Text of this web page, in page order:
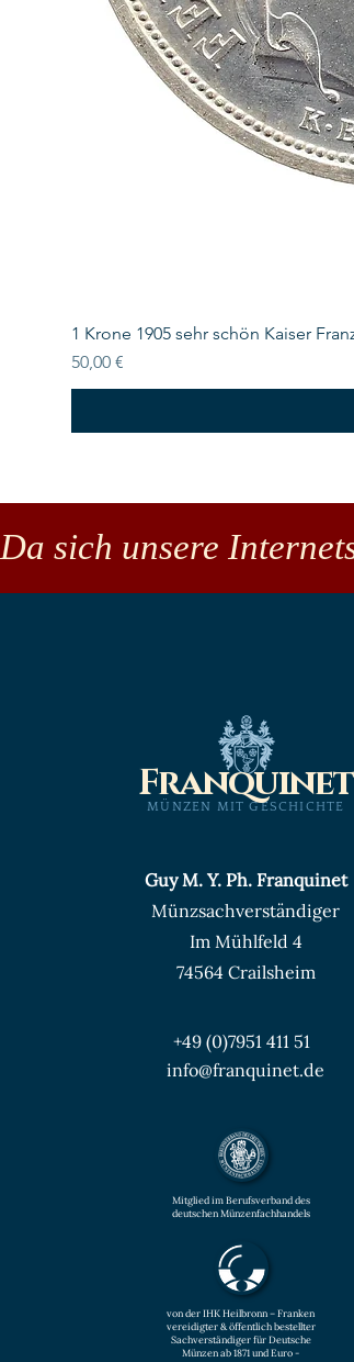
1 Krone 1905 sehr schön Kaiser
Preis
50,00 €
Da sich unsere
MÜNZEN MIT GESCHICHTE
Franquinet
Guy M. Y. Ph. Franquinet
Münzsachverständiger
Im Mühlfeld 4
74564 Crailsheim
+49 (0)7951 411 51
info@franquinet.de
Mitglied im Berufsverband des
deutschen Münzenfachhandels
von der IHK Heilbronn – Franken
vereidigter & öffentlich bestellter
Sachverständiger für Deutsche
Münzen ab 1871 und Euro -